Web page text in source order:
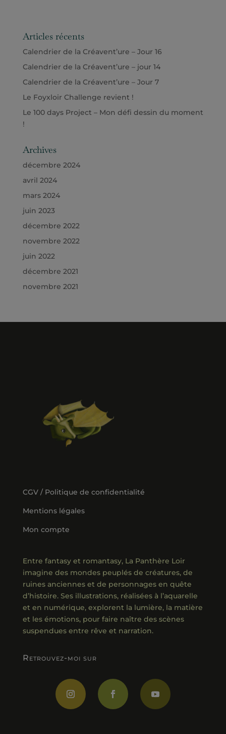
Articles récents
Calendrier de la Créavent’ure – Jour 16
Calendrier de la Créavent’ure – jour 14
Calendrier de la Créavent’ure – Jour 7
Le Foyxloir Challenge revient !
Le 100 days Project – Mon défi dessin du moment
!
Archives
décembre 2024
avril 2024
mars 2024
juin 2023
décembre 2022
novembre 2022
juin 2022
décembre 2021
novembre 2021
CGV / Politique de confidentialité
Mentions légales
Mon compte
Entre fantasy et romantasy, La Panthère Loir
imagine des mondes peuplés de créatures, de
ruines anciennes et de personnages en quête
d’histoire. Ses illustrations, réalisées à l’aquarelle
et en numérique, explorent la lumière, la matière
et les émotions, pour faire naître des scènes
suspendues entre rêve et narration.
Retrouvez-moi sur